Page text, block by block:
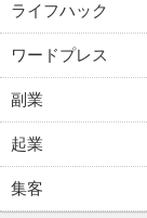
ライフハック
ワードプレス
副業
起業
集客